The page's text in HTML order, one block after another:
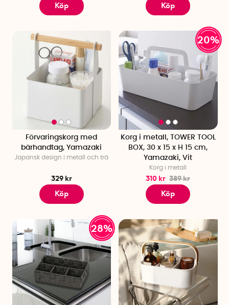
Köp Köp
Förvaringskorg med
bärhandtag, Yamazaki
Japansk design i metall och trä
329 kr
Köp
20%
Korg i metall, TOWER TOOL
BOX, 30 x 15 x H 15 cm,
Yamazaki, Vit
Korg i metall
310 kr 389 kr
Köp
28%